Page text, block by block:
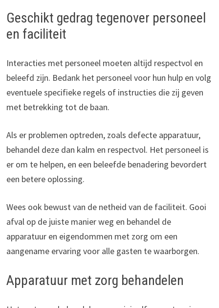
Geschikt gedrag tegenover personeel
en faciliteit
Interacties met personeel moeten altijd respectvol en
beleefd zijn. Bedank het personeel voor hun hulp en volg
eventuele specifieke regels of instructies die zij geven
met betrekking tot de baan.
Als er problemen optreden, zoals defecte apparatuur,
behandel deze dan kalm en respectvol. Het personeel is
er om te helpen, en een beleefde benadering bevordert
een betere oplossing.
Wees ook bewust van de netheid van de faciliteit. Gooi
afval op de juiste manier weg en behandel de
apparatuur en eigendommen met zorg om een
aangename ervaring voor alle gasten te waarborgen.
Apparatuur met zorg behandelen